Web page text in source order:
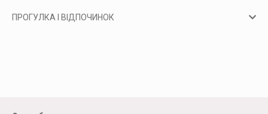
ПРОГУЛКА І ВІДПОЧИНОК